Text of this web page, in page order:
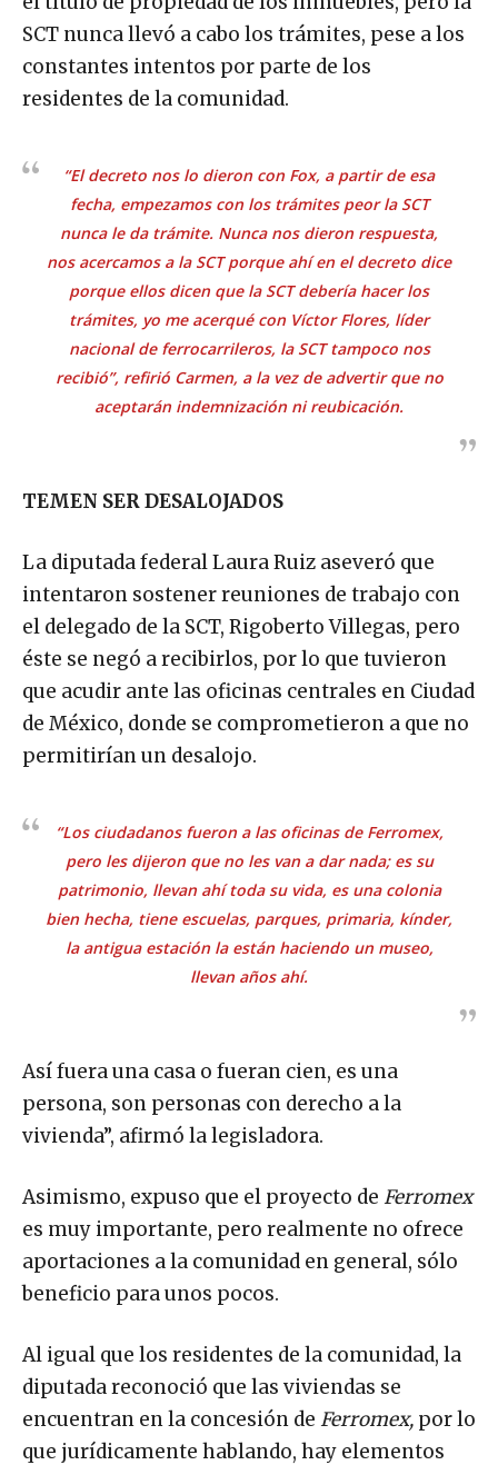
SCT nunca llevó a cabo los trámites, pese a los
constantes intentos por parte de los
residentes de la comunidad.
“El decreto nos lo dieron con Fox, a partir de esa
fecha, empezamos con los trámites peor la SCT
nunca le da trámite. Nunca nos dieron respuesta,
nos acercamos a la SCT porque ahí en el decreto dice
porque ellos dicen que la SCT debería hacer los
trámites, yo me acerqué con Víctor Flores, líder
nacional de ferrocarrileros, la SCT tampoco nos
recibió”, refirió Carmen, a la vez de advertir que no
aceptarán indemnización ni reubicación.
TEMEN SER DESALOJADOS
La diputada federal Laura Ruiz aseveró que
intentaron sostener reuniones de trabajo con
el delegado de la SCT, Rigoberto Villegas, pero
éste se negó a recibirlos, por lo que tuvieron
que acudir ante las oficinas centrales en Ciudad
de México, donde se comprometieron a que no
permitirían un desalojo.
“Los ciudadanos fueron a las oficinas de Ferromex,
pero les dijeron que no les van a dar nada; es su
patrimonio, llevan ahí toda su vida, es una colonia
bien hecha, tiene escuelas, parques, primaria, kínder,
la antigua estación la están haciendo un museo,
llevan años ahí.
Así fuera una casa o fueran cien, es una
persona, son personas con derecho a la
vivienda”, afirmó la legisladora.
Asimismo, expuso que el proyecto de Ferromex
es muy importante, pero realmente no ofrece
aportaciones a la comunidad en general, sólo
beneficio para unos pocos.
Al igual que los residentes de la comunidad, la
diputada reconoció que las viviendas se
encuentran en la concesión de Ferromex, por lo
que jurídicamente hablando, hay elementos